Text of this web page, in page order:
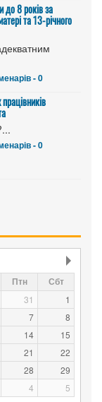
до 8 років за
та 13-річного
- 0
- 0
Птн Сбт
31
1
7
8
14
15
21
22
28
29
4 5